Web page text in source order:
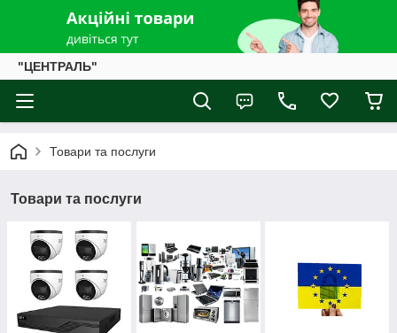
"ЦЕНТРАЛЬ"
Товари та послуги
Товари та послуги